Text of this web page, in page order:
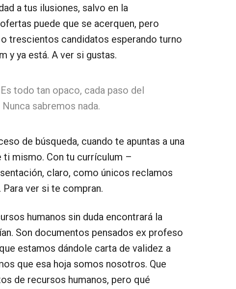
a tus ilusiones, salvo en la
puede que se acerquen, pero
trescientos candidatos esperando turno
y ya está. A ver si gustas.
todo tan opaco, cada paso del
sabremos nada.
de búsqueda, cuando te apuntas a una
ti mismo. Con tu currículum –
claro, como únicos reclamos
ver si te compran.
humanos sin duda encontrará la
Son documentos pensados ex profeso
estamos dándole carta de validez a
que esa hoja somos nosotros. Que
de recursos humanos, pero qué